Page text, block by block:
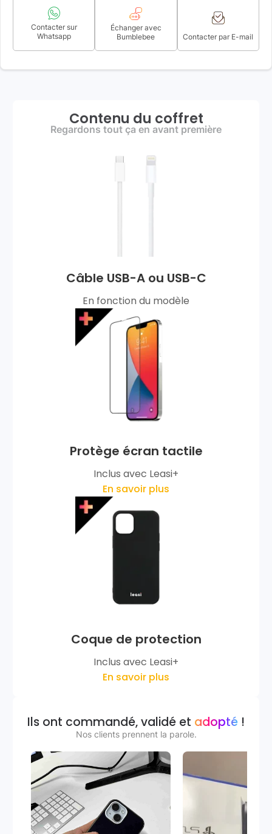
Contacter sur
Whatsapp
Échanger avec
Bumblebee
Contacter par E-mail
Contenu du coffret
Regardons tout ça en avant première
Câble USB-A ou USB-C
En fonction du modèle
Protège écran tactile
Inclus avec Leasi+
En savoir plus
Coque de protection
Inclus avec Leasi+
En savoir plus
Ils ont commandé, validé et adopté !
Nos clients prennent la parole.